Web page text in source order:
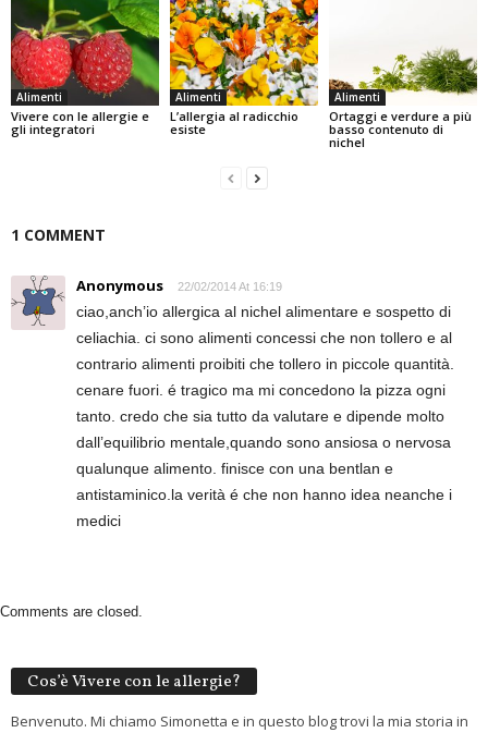
Alimenti
Vivere con le allergie e
gli integratori
Alimenti
L’allergia al radicchio
esiste
Alimenti
Ortaggi e verdure a più
basso contenuto di
nichel
1 COMMENT
Anonymous 22/02/2014 At 16:19
ciao,anch’io allergica al nichel alimentare e sospetto di
celiachia. ci sono alimenti concessi che non tollero e al
contrario alimenti proibiti che tollero in piccole quantità.
cenare fuori. é tragico ma mi concedono la pizza ogni
tanto. credo che sia tutto da valutare e dipende molto
dall’equilibrio mentale,quando sono ansiosa o nervosa
qualunque alimento. finisce con una bentlan e
antistaminico.la verità é che non hanno idea neanche i
medici
Comments are closed.
Cos’è Vivere con le allergie?
Benvenuto. Mi chiamo Simonetta e in questo blog trovi la mia storia in